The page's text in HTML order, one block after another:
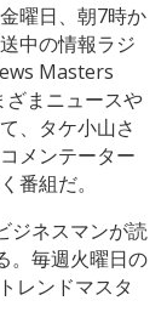
曜日、朝7時か
中の情報ラジ
Masters
ざまニュースや
、タケ小山さ
メンテーター
番組だ。
ジネスマンが読
。毎週火曜日の
レンドマスタ